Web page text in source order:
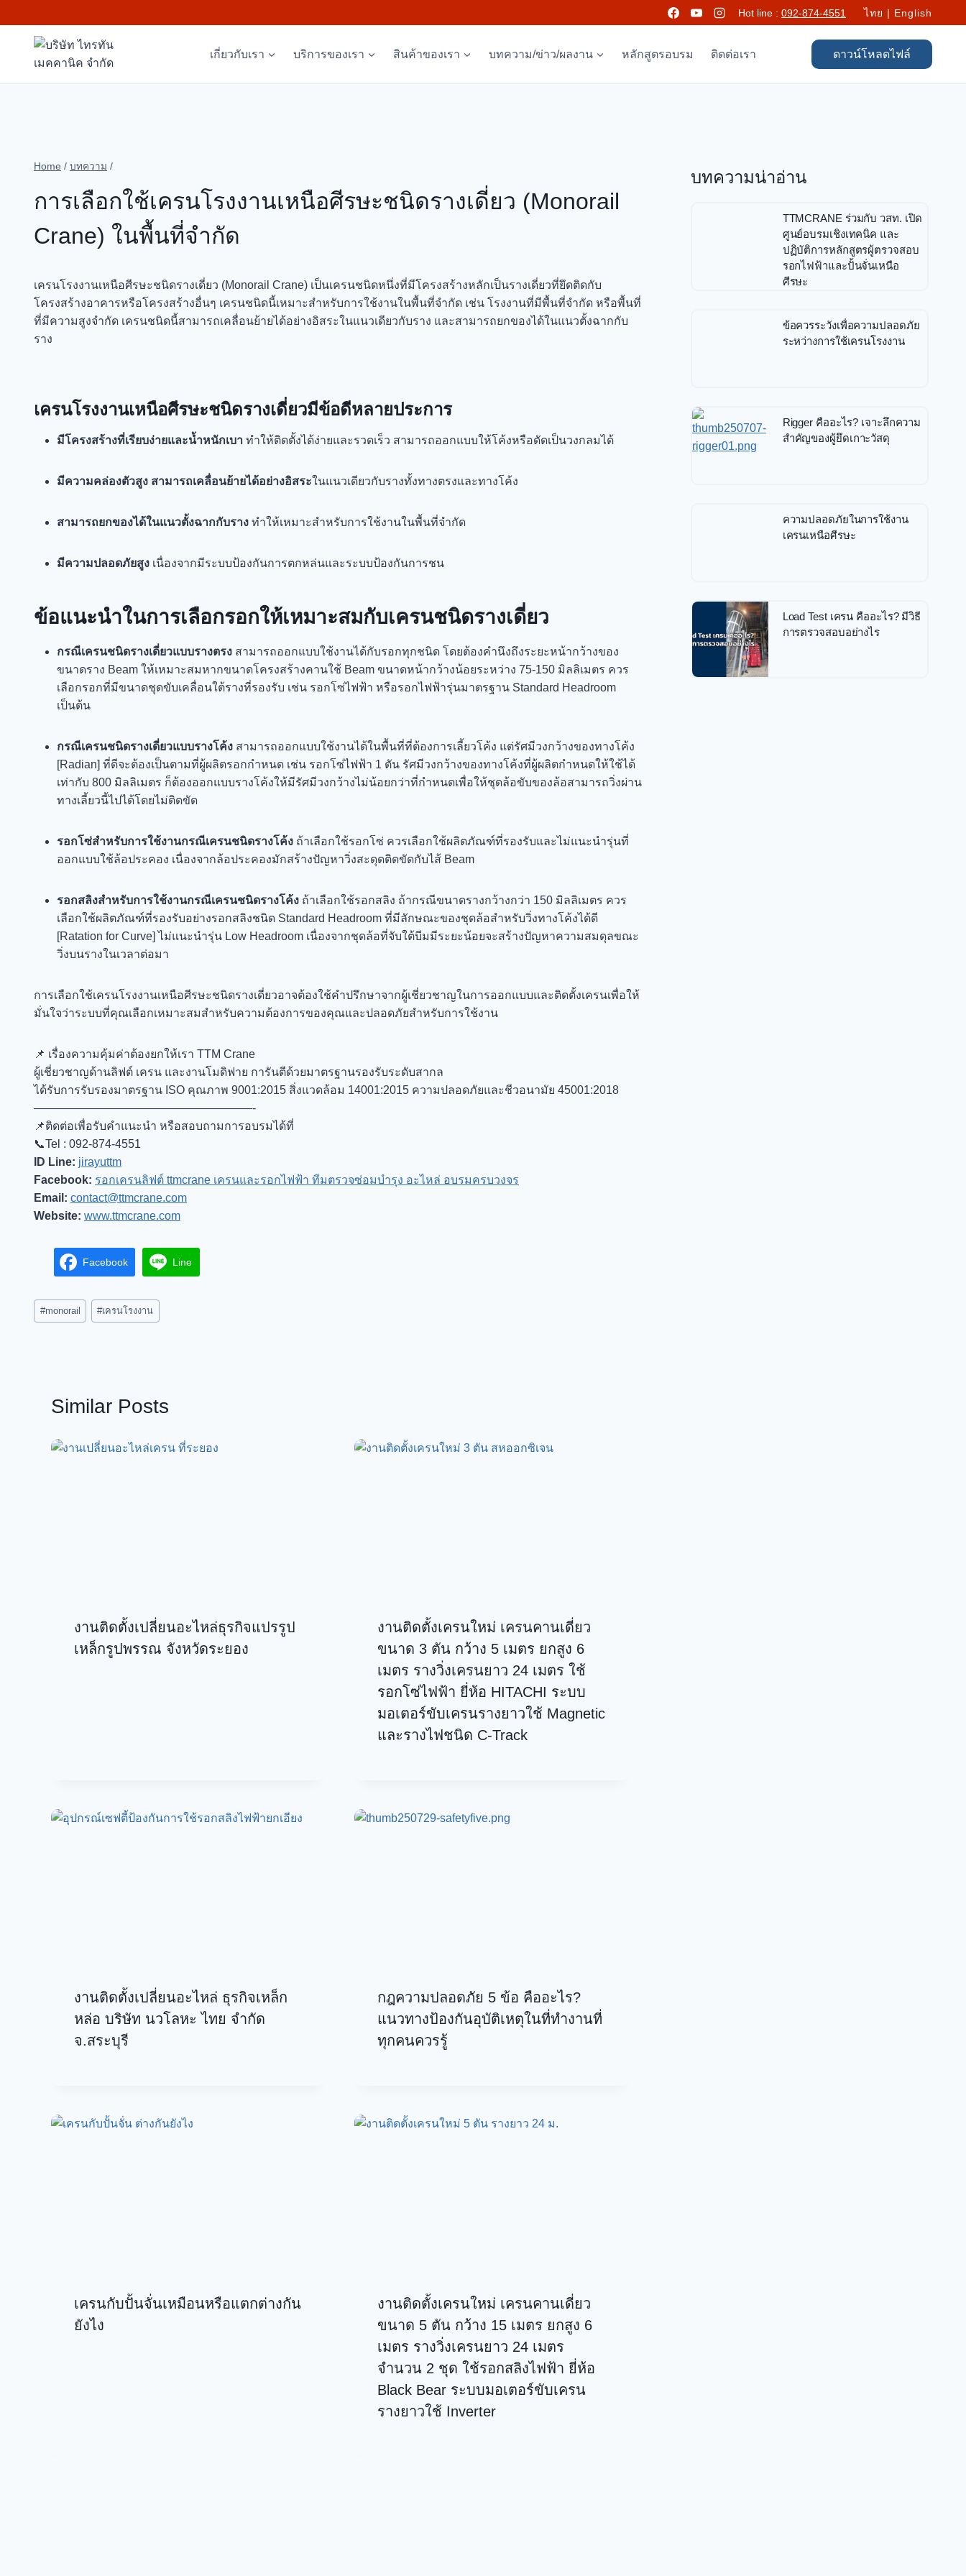
to
content
Hot line : 092-874-4551 ไทย | English
เกี่ยวกับเรา บริการของเรา สินค้าของเรา บทความ/ข่าว/ผลงาน หลักสูตรอบรม ติดต่อเรา ดาวน์โหลดไฟล์
Home / บทความ /
การเลือกใช้เครนโรงงานเหนือศีรษะชนิดรางเดี่ยว (Monorail
Crane) ในพื้นที่จำกัด
เครนโรงงานเหนือศีรษะชนิดรางเดี่ยว (Monorail Crane) เป็นเครนชนิดหนึ่งที่มีโครงสร้างหลักเป็นรางเดี่ยวที่ยึดติดกับ
โครงสร้างอาคารหรือโครงสร้างอื่นๆ เครนชนิดนี้เหมาะสำหรับการใช้งานในพื้นที่จำกัด เช่น โรงงานที่มีพื้นที่จำกัด หรือพื้นที่
ที่มีความสูงจำกัด เครนชนิดนี้สามารถเคลื่อนย้ายได้อย่างอิสระในแนวเดียวกับราง และสามารถยกของได้ในแนวตั้งฉากกับ
ราง
เครนโรงงานเหนือศีรษะชนิดรางเดี่ยวมีข้อดีหลายประการ
มีโครงสร้างที่เรียบง่ายและน้ำหนักเบา ทำให้ติดตั้งได้ง่ายและรวดเร็ว สามารถออกแบบให้โค้งหรือดัดเป็นวงกลมได้
มีความคล่องตัวสูง สามารถเคลื่อนย้ายได้อย่างอิสระในแนวเดียวกับรางทั้งทางตรงและทางโค้ง
สามารถยกของได้ในแนวตั้งฉากกับราง ทำให้เหมาะสำหรับการใช้งานในพื้นที่จำกัด
มีความปลอดภัยสูง เนื่องจากมีระบบป้องกันการตกหล่นและระบบป้องกันการชน
ข้อแนะนำในการเลือกรอกให้เหมาะสมกับเครนชนิดรางเดี่ยว
กรณีเครนชนิดรางเดี่ยวแบบรางตรง สามารถออกแบบใช้งานได้กับรอกทุกชนิด โดยต้องคำนึงถึงระยะหน้ากว้างของ
ขนาดราง Beam ให้เหมาะสมหากขนาดโครงสร้างคานใช้ Beam ขนาดหน้ากว้างน้อยระหว่าง 75-150 มิลลิเมตร ควร
เลือกรอกที่มีขนาดชุดขับเคลื่อนใต้รางที่รองรับ เช่น รอกโซ่ไฟฟ้า หรือรอกไฟฟ้ารุ่นมาตรฐาน Standard Headroom
เป็นต้น
กรณีเครนชนิดรางเดี่ยวแบบรางโค้ง สามารถออกแบบใช้งานได้ในพื้นที่ที่ต้องการเลี้ยวโค้ง แต่รัศมีวงกว้างของทางโค้ง
[Radian] ที่ดีจะต้องเป็นตามที่ผู้ผลิตรอกกำหนด เช่น รอกโซ่ไฟฟ้า 1 ตัน รัศมีวงกว้างของทางโค้งที่ผู้ผลิตกำหนดให้ใช้ได้
เท่ากับ 800 มิลลิเมตร ก็ต้องออกแบบรางโค้งให้มีรัศมีวงกว้างไม่น้อยกว่าที่กำหนดเพื่อให้ชุดล้อขับของล้อสามารถวิ่งผ่าน
ทางเลี้ยวนี้ไปได้โดยไม่ติดขัด
รอกโซ่สำหรับการใช้งานกรณีเครนชนิดรางโค้ง ถ้าเลือกใช้รอกโซ่ ควรเลือกใช้ผลิตภัณฑ์ที่รองรับและไม่แนะนำรุ่นที่
ออกแบบใช้ล้อประคอง เนื่องจากล้อประคองมักสร้างปัญหาวิ่งสะดุดติดขัดกับไส้ Beam
รอกสลิงสำหรับการใช้งานกรณีเครนชนิดรางโค้ง ถ้าเลือกใช้รอกสลิง ถ้ากรณีขนาดรางกว้างกว่า 150 มิลลิเมตร ควร
เลือกใช้ผลิตภัณฑ์ที่รองรับอย่างรอกสลิงชนิด Standard Headroom ที่มีลักษณะของชุดล้อสำหรับวิ่งทางโค้งได้ดี
[Ratation for Curve] ไม่แนะนำรุ่น Low Headroom เนื่องจากชุดล้อที่จับใต้บีมมีระยะน้อยจะสร้างปัญหาความสมดุลขณะ
วิ่งบนรางในเวลาต่อมา
การเลือกใช้เครนโรงงานเหนือศีรษะชนิดรางเดี่ยวอาจต้องใช้คำปรึกษาจากผู้เชี่ยวชาญในการออกแบบและติดตั้งเครนเพื่อให้
มั่นใจว่าระบบที่คุณเลือกเหมาะสมสำหรับความต้องการของคุณและปลอดภัยสำหรับการใช้งาน
📌 เรื่องความคุ้มค่าต้องยกให้เรา TTM Crane
ผู้เชี่ยวชาญด้านลิฟต์ เครน และงานโมดิฟาย การันตีด้วยมาตรฐานรองรับระดับสากล
ได้รับการรับรองมาตรฐาน ISO คุณภาพ 9001:2015 สิ่งแวดล้อม 14001:2015 ความปลอดภัยและชีวอนามัย 45001:2018
———————————————————-
📌ติดต่อเพื่อรับคำแนะนำ หรือสอบถามการอบรมได้ที่
📞Tel : 092-874-4551
ID Line​: jirayuttm
Facebook: รอกเครนลิฟต์ ttmcrane เครนและรอกไฟฟ้า ทีมตรวจซ่อมบำรุง อะไหล่ อบรมครบวงจร
Email: contact@ttmcrane.com
Website: www.ttmcrane.com
Facebook Line
Post
Tags:
#monorail #เครนโรงงาน
Similar Posts
งานติดตั้งเปลี่ยนอะไหล่ธุรกิจแปรรูป
เหล็กรูปพรรณ จังหวัดระยอง
งานติดตั้งเครนใหม่ เครนคานเดี่ยว
ขนาด 3 ตัน กว้าง 5 เมตร ยกสูง 6
เมตร รางวิ่งเครนยาว 24 เมตร ใช้
รอกโซ่ไฟฟ้า ยี่ห้อ HITACHI ระบบ
มอเตอร์ขับเครนรางยาวใช้ Magnetic
และรางไฟชนิด C-Track
งานติดตั้งเปลี่ยนอะไหล่ ธุรกิจเหล็ก
หล่อ บริษัท นวโลหะ ไทย จำกัด
จ.สระบุรี
กฎความปลอดภัย 5 ข้อ คืออะไร?
แนวทางป้องกันอุบัติเหตุในที่ทำงานที่
ทุกคนควรรู้
เครนกับปั้นจั่นเหมือนหรือแตกต่างกัน
ยังไง
งานติดตั้งเครนใหม่ เครนคานเดี่ยว
ขนาด 5 ตัน กว้าง 15 เมตร ยกสูง 6
เมตร รางวิ่งเครนยาว 24 เมตร
จำนวน 2 ชุด ใช้รอกสลิงไฟฟ้า ยี่ห้อ
Black Bear ระบบมอเตอร์ขับเครน
รางยาวใช้ Inverter
บทความน่าอ่าน
TTMCRANE ร่วมกับ วสท. เปิด
ศูนย์อบรมเชิงเทคนิค และ
ปฏิบัติการหลักสูตรผู้ตรวจสอบ
รอกไฟฟ้าและปั้นจั่นเหนือ
ศีรษะ
ข้อควรระวังเพื่อความปลอดภัย
ระหว่างการใช้เครนโรงงาน
Rigger คืออะไร? เจาะลึกความ
สำคัญของผู้ยึดเกาะวัสดุ
ความปลอดภัยในการใช้งาน
เครนเหนือศีรษะ
Load Test เครน คืออะไร? มีวิธี
การตรวจสอบอย่างไร